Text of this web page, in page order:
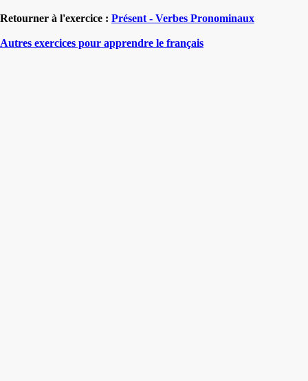
Retourner à l'exercice : Présent - Verbes Pronominaux
Autres exercices pour apprendre le français